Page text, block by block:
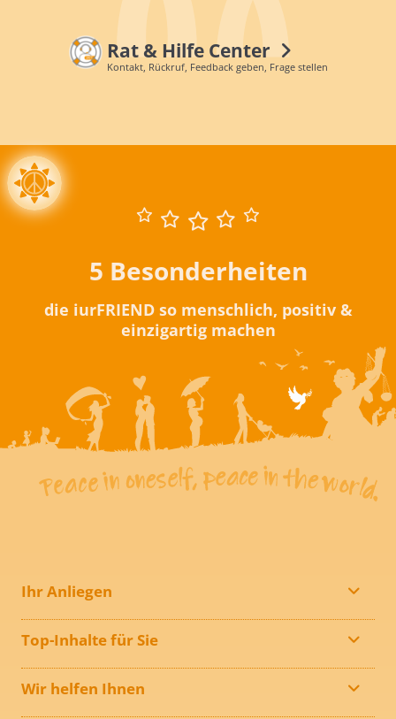
Rat & Hilfe Center
Kontakt, Rückruf, Feedback geben, Frage stellen
5 Besonderheiten
die iurFRIEND so menschlich, positiv &
einzigartig machen
Ihr Anliegen
Top-Inhalte für Sie
Wir helfen Ihnen